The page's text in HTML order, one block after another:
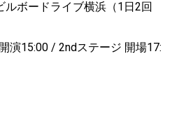
ルボードライブ横浜（1日2回
演15:00 / 2ndステージ 開場17: